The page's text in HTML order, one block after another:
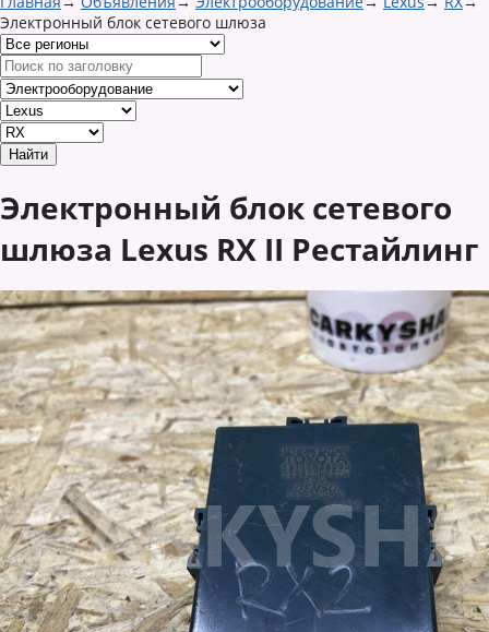
Электронный блок сетевого шлюза
Электронный блок сетевого
шлюза Lexus RX II Рестайлинг